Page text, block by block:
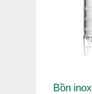
Bồn